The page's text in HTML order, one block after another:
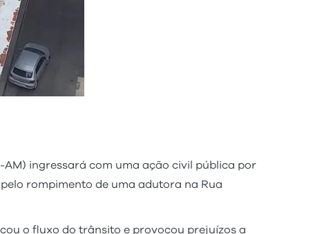
AM) ingressará com uma ação civil pública por
rompimento de uma adutora na Rua
o fluxo do trânsito e provocou prejuízos a